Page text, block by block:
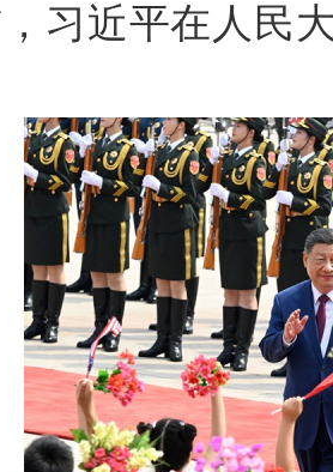
习近平在人民